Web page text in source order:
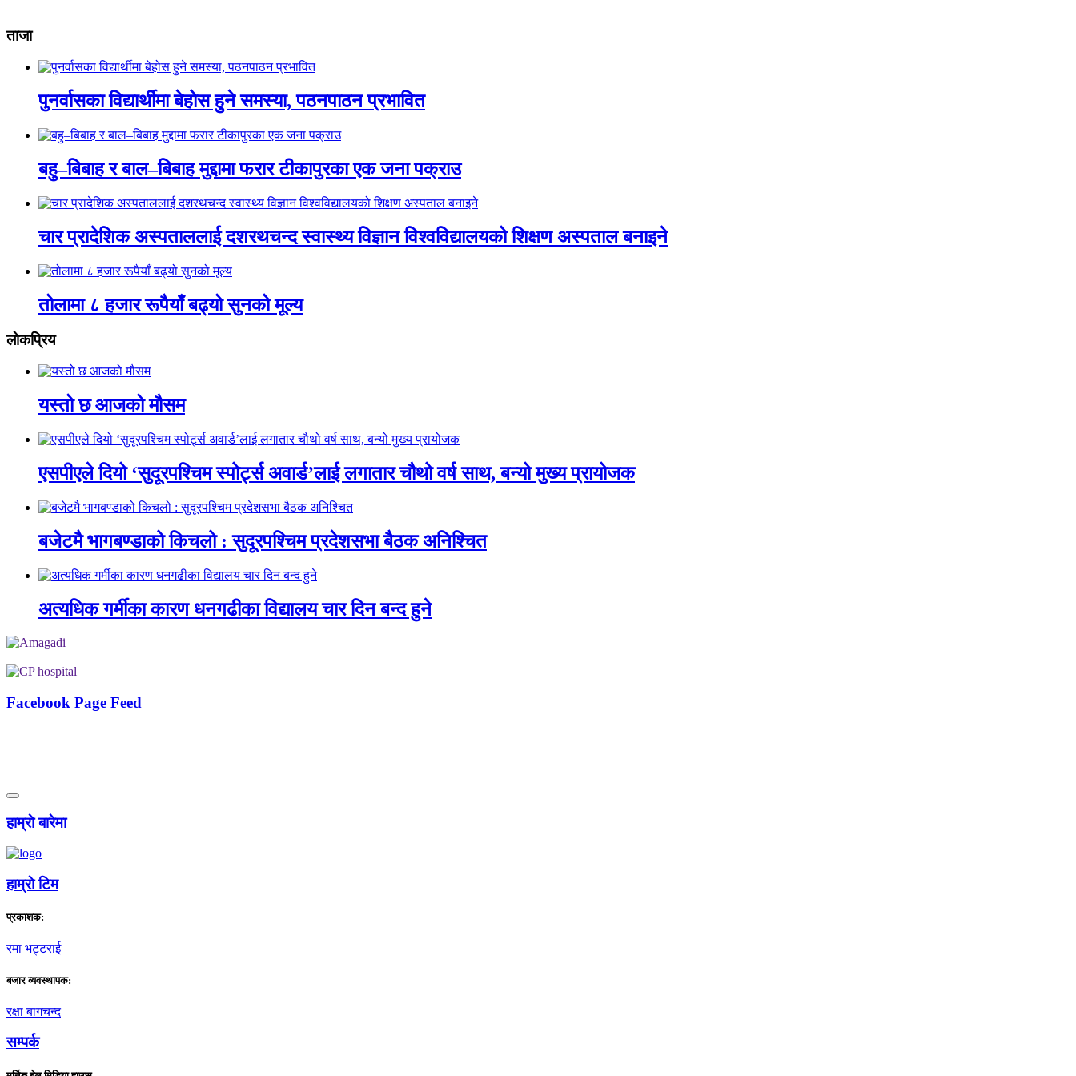
ताजा
पुनर्वासका विद्यार्थीमा बेहोस हुने समस्या, पठनपाठन प्रभावित
बहु–बिबाह र बाल–बिबाह मुद्दामा फरार टीकापुरका एक जना पक्राउ
चार प्रादेशिक अस्पताललाई दशरथचन्द स्वास्थ्य विज्ञान विश्वविद्यालयको शिक्षण अस्पताल बनाइने
तोलामा ८ हजार रूपैयाँ बढ्यो सुनको मूल्य
लाेकप्रिय
यस्तो छ आजको मौसम
एसपीएले दियो ‘सुदूरपश्चिम स्पोर्ट्स अवार्ड’लाई लगातार चौथो वर्ष साथ, बन्यो मुख्य प्रायोजक
बजेटमै भागबण्डाको किचलो : सुदूरपश्चिम प्रदेशसभा बैठक अनिश्चित
अत्यधिक गर्मीका कारण धनगढीका विद्यालय चार दिन बन्द हुने
Facebook Page Feed
हाम्राे बारेमा
हाम्राे टिम
प्रकाशक:
रमा भट्टराई
बजार व्यवस्थापक:
रक्षा बागचन्द
सम्पर्क